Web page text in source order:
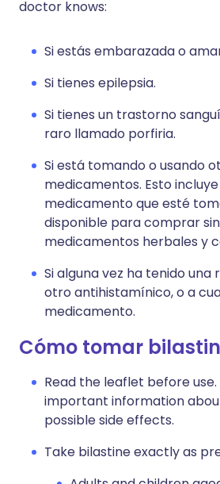
doctor knows:
Si estás embarazada o
Si tienes epilepsia.
Si tienes un trastorno
raro llamado porfiria.
Si está tomando o usando
medicamentos. Esto
medicamento que esté
disponible para comprar
medicamentos herbales y
Si alguna vez ha tenido
otro antihistamínico, o a
medicamento.
Cómo tomar
Read the leaflet before
important information
possible side effects.
Take bilastine exactly as